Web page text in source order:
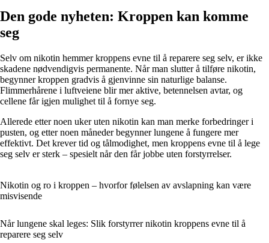
Den gode nyheten: Kroppen kan komme
seg
Selv om nikotin hemmer kroppens evne til å reparere seg selv, er ikke
skadene nødvendigvis permanente. Når man slutter å tilføre nikotin,
begynner kroppen gradvis å gjenvinne sin naturlige balanse.
Flimmerhårene i luftveiene blir mer aktive, betennelsen avtar, og
cellene får igjen mulighet til å fornye seg.
Allerede etter noen uker uten nikotin kan man merke forbedringer i
pusten, og etter noen måneder begynner lungene å fungere mer
effektivt. Det krever tid og tålmodighet, men kroppens evne til å lege
seg selv er sterk – spesielt når den får jobbe uten forstyrrelser.
Nikotin og ro i kroppen – hvorfor følelsen av avslapning kan være
misvisende
Når lungene skal leges: Slik forstyrrer nikotin kroppens evne til å
reparere seg selv